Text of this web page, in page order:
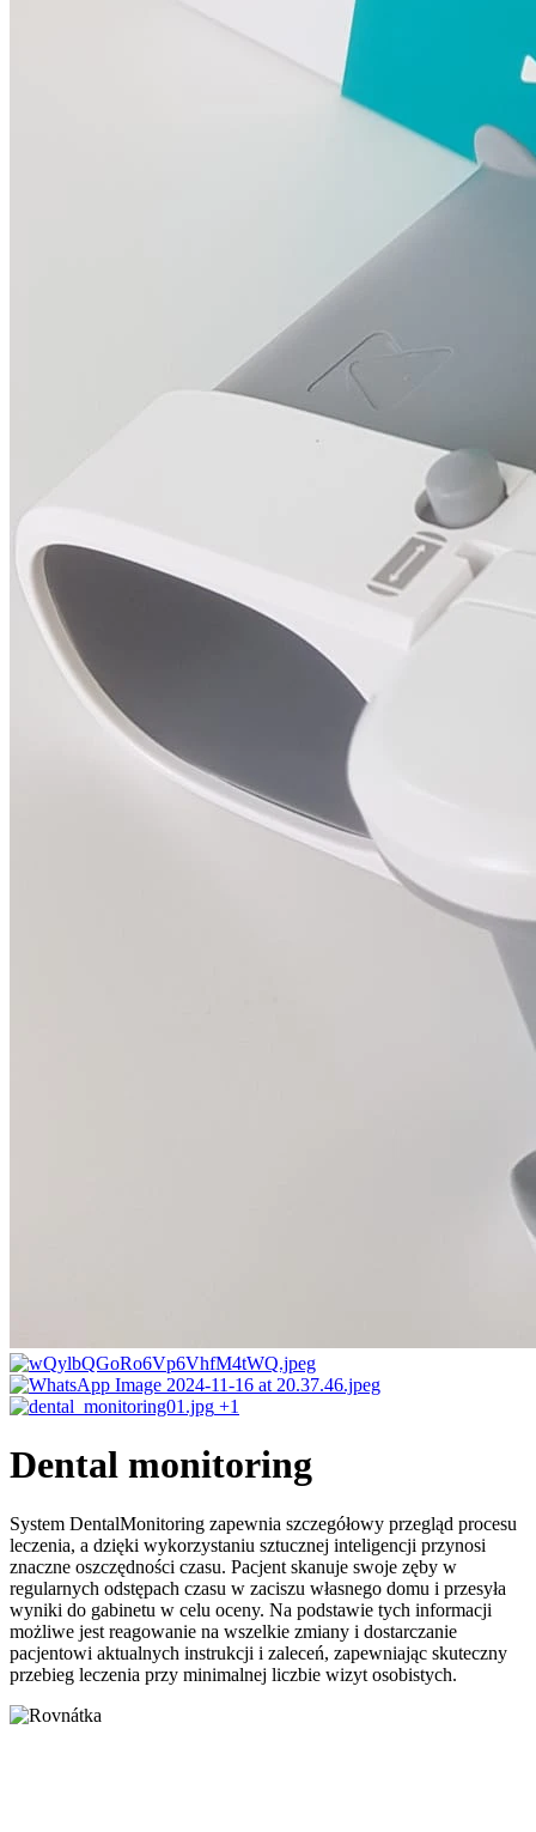
+1
Dental monitoring
System DentalMonitoring zapewnia szczegółowy przegląd procesu
leczenia, a dzięki wykorzystaniu sztucznej inteligencji przynosi
znaczne oszczędności czasu. Pacjent skanuje swoje zęby w
regularnych odstępach czasu w zaciszu własnego domu i przesyła
wyniki do gabinetu w celu oceny. Na podstawie tych informacji
możliwe jest reagowanie na wszelkie zmiany i dostarczanie
pacjentowi aktualnych instrukcji i zaleceń, zapewniając skuteczny
przebieg leczenia przy minimalnej liczbie wizyt osobistych.